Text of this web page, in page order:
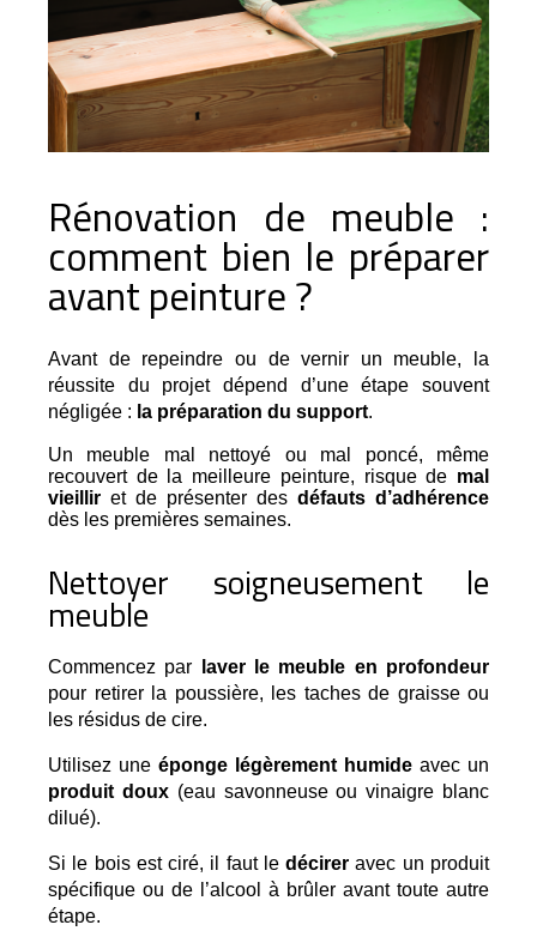
Rénovation de meuble :
comment bien le préparer
avant peinture ?
Avant de repeindre ou de vernir un meuble, la
réussite du projet dépend d’une étape souvent
négligée : la préparation du support.
Un meuble mal nettoyé ou mal poncé, même
recouvert de la meilleure peinture, risque de mal
vieillir et de présenter des défauts d’adhérence
dès les premières semaines.
Nettoyer soigneusement le
meuble
Commencez par
laver le meuble en profondeur
pour retirer la poussière, les taches de graisse ou
les résidus de cire.
Utilisez une éponge légèrement humide
produit doux (eau savonneuse ou vinaigre blanc
dilué).
Si le bois est ciré, il faut ledécirer avec un produit
spécifique ou de l’alcool à brûler avant toute autre
étape.